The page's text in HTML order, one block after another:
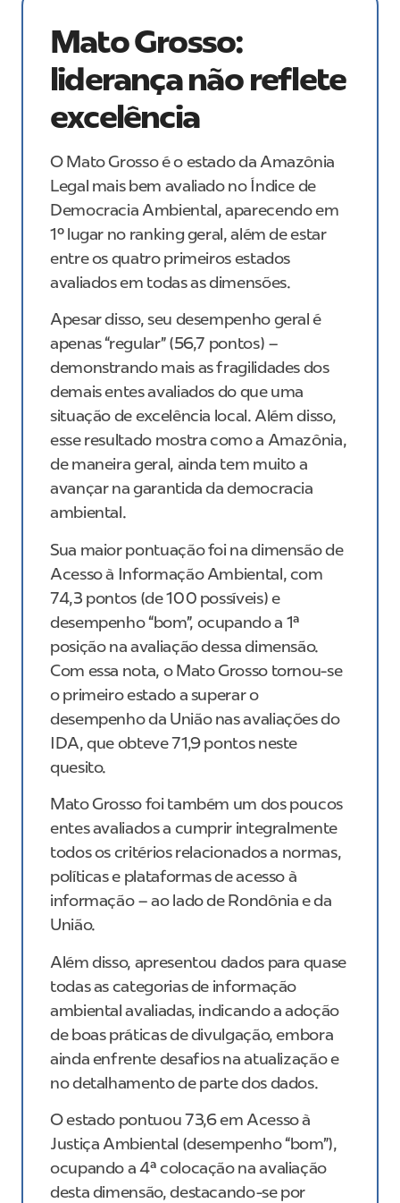
Mato Grosso:
liderança não reflete
excelência
O Mato Grosso é o estado da Amazônia
Legal mais bem avaliado no Índice de
Democracia Ambiental, aparecendo em
1º lugar no ranking geral, além de estar
entre os quatro primeiros estados
avaliados em todas as dimensões.
Apesar disso, seu desempenho geral é
apenas “regular” (56,7 pontos) –
demonstrando mais as fragilidades dos
demais entes avaliados do que uma
situação de excelência local. Além disso,
esse resultado mostra como a Amazônia,
de maneira geral, ainda tem muito a
avançar na garantida da democracia
ambiental.
Sua maior pontuação foi na dimensão de
Acesso à Informação Ambiental, com
74,3 pontos (de 100 possíveis) e
desempenho “bom”, ocupando a 1ª
posição na avaliação dessa dimensão.
Com essa nota, o Mato Grosso tornou-se
o primeiro estado a superar o
desempenho da União nas avaliações do
IDA, que obteve 71,9 pontos neste
quesito.
Mato Grosso foi também um dos poucos
entes avaliados a cumprir integralmente
todos os critérios relacionados a normas,
políticas e plataformas de acesso à
informação – ao lado de Rondônia e da
União.
Além disso, apresentou dados para quase
todas as categorias de informação
ambiental avaliadas, indicando a adoção
de boas práticas de divulgação, embora
ainda enfrente desafios na atualização e
no detalhamento de parte dos dados.
O estado pontuou 73,6 em Acesso à
Justiça Ambiental (desempenho “bom”),
ocupando a 4ª colocação na avaliação
desta dimensão, destacando-se por